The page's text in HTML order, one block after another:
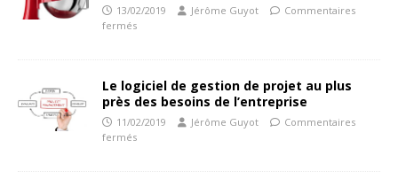
13/02/2019 Jérôme Guyot
Commentaires
fermés
Le logiciel de gestion de projet au plus
près des besoins de l’entreprise
11/02/2019 Jérôme Guyot
Commentaires
fermés